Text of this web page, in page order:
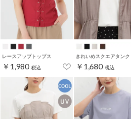
レースアップトップス
￥1,980 税込
きれいめスクエアタンク
￥1,680 税込